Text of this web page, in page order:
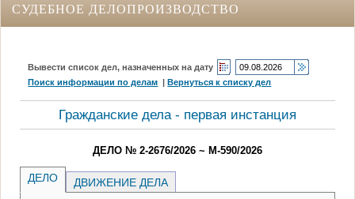
СУДЕБНОЕ ДЕЛОПРОИЗВОДСТВО
Вывести список дел, назначенных на дату
Поиск информации по делам |Вернуться к списку дел
Гражданские дела - первая инстанция
ДЕЛО № 2-2676/2026 ~ М-590/2026
ДЕЛО ДВИЖЕНИЕ ДЕЛА